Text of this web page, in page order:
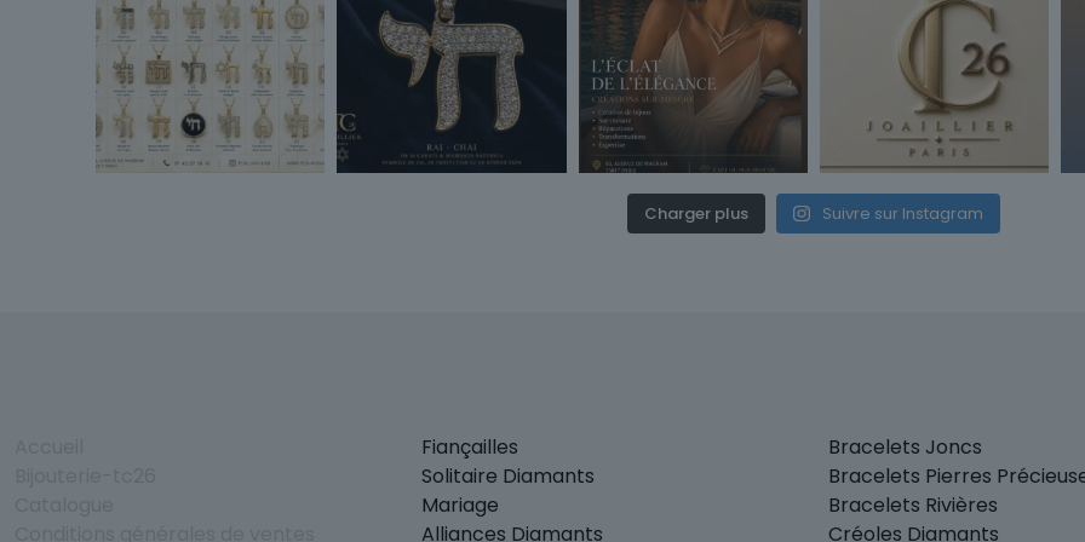
Charger plus Suivre sur Instagram
Fiançailles
Solitaire Diamants
Mariage
Alliances Diamants
Bracelets Joncs
Bracelets Pierres
Bracelets Rivières
Créoles Diamants